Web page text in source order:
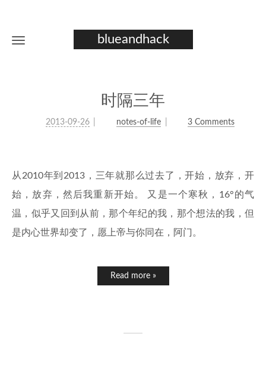
blueandhack
时隔三年
2013-09-26 notes-of-life 3 Comments
从2010年到2013，三年就那么过去了，开始，放弃，开
始，放弃，然后我重新开始。 又是一个寒秋，16°的气
温，似乎又回到从前，那个年纪的我，那个想法的我，但
是内心世界却变了，愿上帝与你同在，阿门。
Read more »